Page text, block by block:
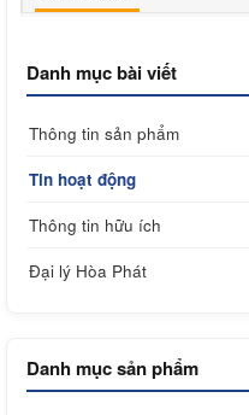
Danh mục bài viết
Thông tin sản phẩm
Tin hoạt động
Thông tin hữu ích
Đại lý Hòa Phát
Danh mục sản phẩm